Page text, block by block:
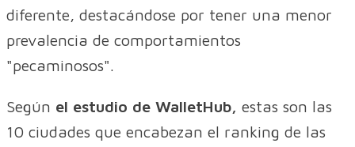
diferente, destacándose por tener una menor
prevalencia de comportamientos
"pecaminosos".
Según el estudio de WalletHub, estas son las
10 ciudades que encabezan el ranking de las